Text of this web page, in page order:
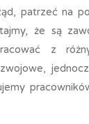
patrzeć na
że są
z